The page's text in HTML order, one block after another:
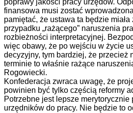
poprawy jakości pracy urzędów.
finansowa musi zostać
pamiętać, że ustawa ta będzie
przypadku „rażącego” naruszenia
rozbieżności interpretacyjnej.
więc obawy, że po wejściu w życie
decyzyjny, tym bardziej, że przecież
terminie to właśnie rażące
Rogowiecki.
Konfederacja zwraca uwagę, że
powinien być tylko częścią reformy
Potrzebne jest lepsze merytorycznie
urzędników do pracy. Nie będzie to